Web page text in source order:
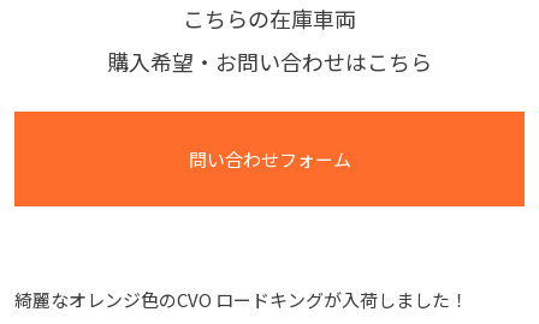
こちらの在庫車両
購入希望・お問い合わせはこちら
問い合わせフォーム
綺麗なオレンジ色のCVO ロードキングが入荷しました！